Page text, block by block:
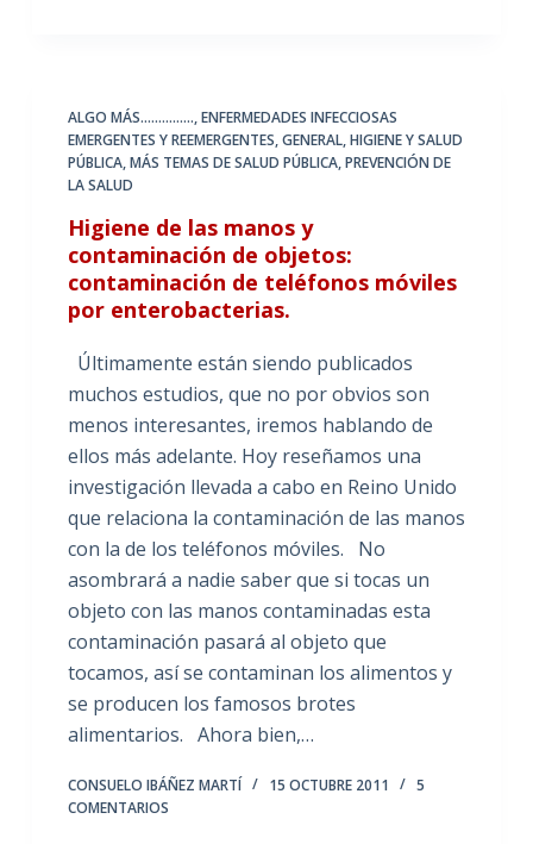
ALGO MÁS...............,ENFERMEDADES INFECCIOSAS
EMERGENTES Y REEMERGENTES,GENERAL,HIGIENE Y SALUD
PÚBLICA,MÁS TEMAS DE SALUD PÚBLICA,PREVENCIÓN DE
LA SALUD
Higiene de las manos y
contaminación de objetos:
contaminación de teléfonos móviles
por enterobacterias.
Últimamente están siendo publicados
muchos estudios, que no por obvios son
menos interesantes, iremos hablando de
ellos más adelante. Hoy reseñamos una
investigación llevada a cabo en Reino Unido
que relaciona la contaminación de las manos
con la de los teléfonos móviles. No
asombrará a nadie saber que si tocas un
objeto con las manos contaminadas esta
contaminación pasará al objeto que
tocamos, así se contaminan los alimentos y
se producen los famosos brotes
alimentarios. Ahora bien,…
CONSUELO IBÁÑEZ MARTÍ 15 OCTUBRE 2011
5
COMENTARIOS